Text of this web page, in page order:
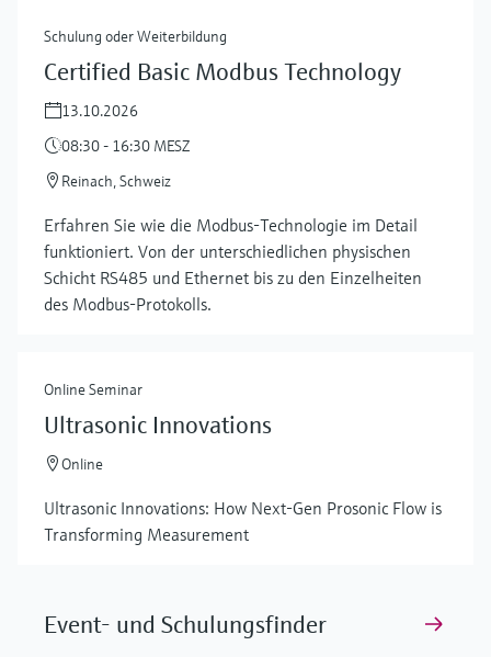
Schulung oder Weiterbildung
Certified Basic Modbus Technology
13.10.2026
08:30 - 16:30 MESZ
Reinach, Schweiz
Erfahren Sie wie die Modbus-Technologie im Detail
funktioniert. Von der unterschiedlichen physischen
Schicht RS485 und Ethernet bis zu den Einzelheiten
des Modbus-Protokolls.
Online Seminar
Ultrasonic Innovations
Online
Ultrasonic Innovations: How Next-Gen Prosonic Flow is
Transforming Measurement
Event- und Schulungsfinder